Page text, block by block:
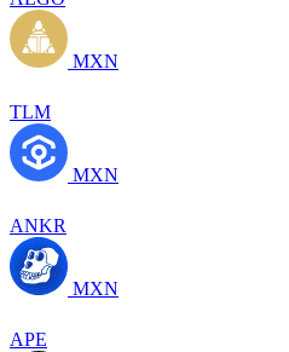
MXN
TLM
MXN
ANKR
MXN
APE